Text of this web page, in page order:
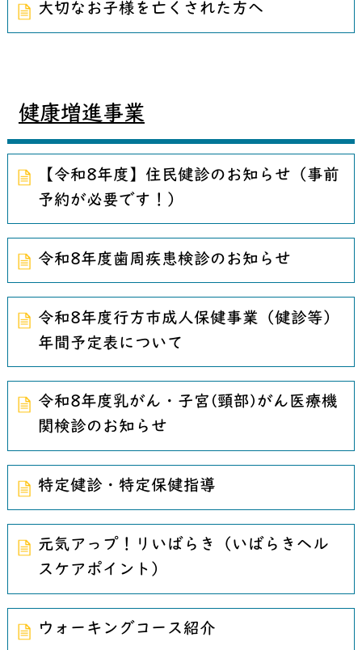
大切なお子様を亡くされた方へ
健康増進事業
【令和8年度】住民健診のお知らせ（事前
予約が必要です！）
令和8年度歯周疾患検診のお知らせ
令和8年度行方市成人保健事業（健診等）
年間予定表について
令和8年度乳がん・子宮(頸部)がん医療機
関検診のお知らせ
特定健診・特定保健指導
元気アっプ！リいばらき（いばらきヘル
スケアポイント）
ウォーキングコース紹介